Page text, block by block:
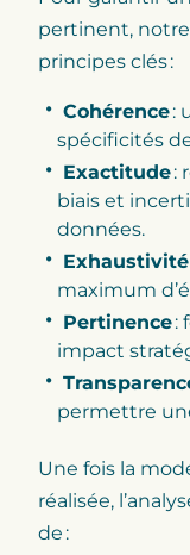
pertinent,
principes clés :
Cohérence:
spécificités
Exactitude:
biais et
données.
Exhaustivité
maximum
Pertinence:
impact
permettre
Une fois la
réalisée,
de :